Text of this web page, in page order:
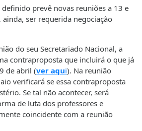
prevê novas reuniões a 13 e
ser requerida negociação
do seu Secretariado Nacional, a
contraproposta que incluirá o que já
de abril (ver aqui). Na reunião
verificará se essa contraproposta
Se tal não acontecer, será
de luta dos professores e
coincidente com a reunião